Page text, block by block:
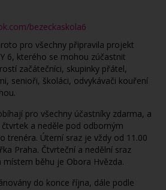
bezeckaskola6
pro všechny připravila projekt
6, kterého se mohou zúčastnit
začátečníci, skupinky přátel,
senioři, školáci, odvykávači kouření
pro všechny účastníky zdarma, a
a neděle pod odborným
trenéra. Úterní sraz je vždy od 11.00
Praha. Čtvrteční a nedělní sraz
místem běhu je Obora Hvězda.
do konce října, dále podle